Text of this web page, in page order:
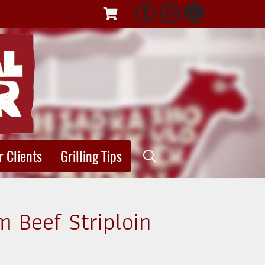
Clients Grilling Tips
Beef Striploin